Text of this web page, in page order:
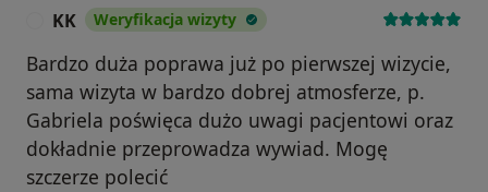
KK Weryfikacja wizyty
Bardzo duża poprawa już po pierwszej wizycie,
sama wizyta w bardzo dobrej atmosferze, p.
Gabriela poświęca dużo uwagi pacjentowi oraz
dokładnie przeprowadza wywiad. Mogę
szczerze polecić